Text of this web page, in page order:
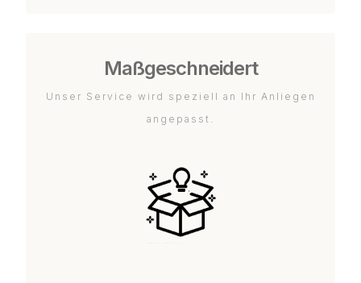
Maßgeschneidert
Unser Service wird speziell an Ihr Anliegen
angepasst.